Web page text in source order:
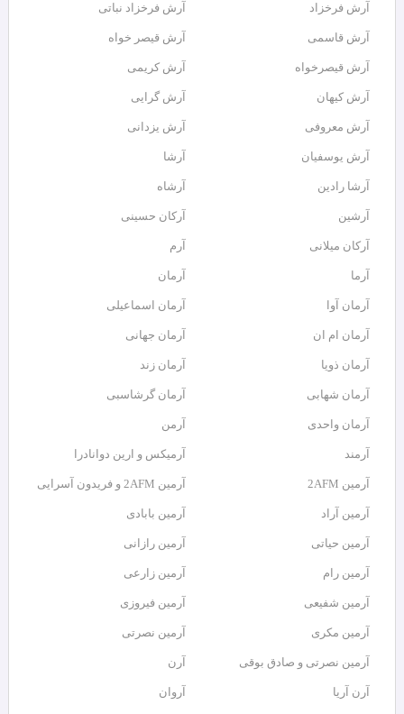
آرش فرخزاد آرش فرخزاد نباتی
آرش قاسمی آرش قیصر خواه
آرش قیصرخواه آرش کریمی
آرش کیهان آرش گرایی
آرش معروفی آرش یزدانی
آرش یوسفیان آرشا
آرشا رادین آرشاه
آرشین آرکان حسینی
آرکان میلانی آرم
آرما آرمان
آرمان آوا آرمان اسماعیلی
آرمان ام ان آرمان جهانی
آرمان ذویا آرمان زند
آرمان شهابی آرمان گرشاسبی
آرمان واحدی آرمن
آرمند آرمیکس و ارین دوانادرا
آرمین 2AFM آرمین 2AFM و فریدون آسرایی
آرمین آراد آرمین بابادی
آرمین حیاتی آرمین رازانی
آرمین رام آرمین زارعی
آرمین شفیعی آرمین فیروزی
آرمین مکری آرمین نصرتی
آرمین نصرتی و صادق بوقی آرن
آرن آریا آروان